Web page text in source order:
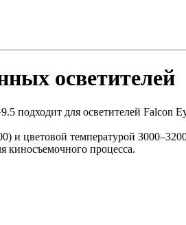
осветителей
подходит для осветителей Falcon
и цветовой температурой
процесса.